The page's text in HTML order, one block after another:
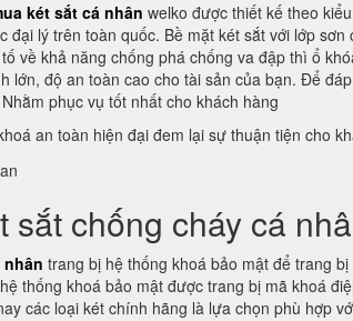
két sắt cá nhân welko được thiết kế theo
đại lý trên toàn quốc. Bề mặt két sắt với lớp
về khả năng chống phá chống va đập thì ổ
lớn, độ an toàn cao cho tài sản của bạn. Để
phục vụ tốt nhất cho khách hàng
an toàn hiện đại đem lại sự thuận tiện cho
sắt chống cháy cá
nhân trang bị hệ thống khoá bảo mật để trang
thống khoá bảo mật được trang bị mã khoá
các loại két chính hãng là lựa chọn phù hợp